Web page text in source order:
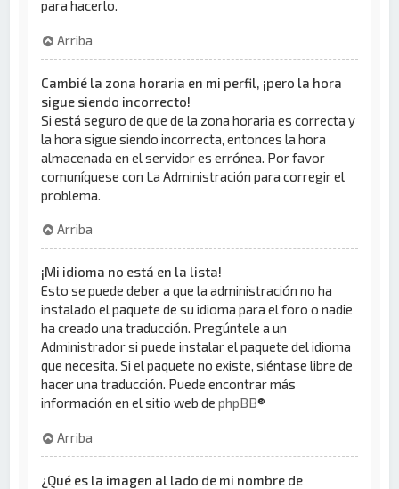
para hacerlo.
Arriba
Cambié la zona horaria en mi perfil, ¡pero la hora
sigue siendo incorrecto!
Si está seguro de que de la zona horaria es correcta y
la hora sigue siendo incorrecta, entonces la hora
almacenada en el servidor es errónea. Por favor
comuníquese con La Administración para corregir el
problema.
Arriba
¡Mi idioma no está en la lista!
Esto se puede deber a que la administración no ha
instalado el paquete de su idioma para el foro o nadie
ha creado una traducción. Pregúntele a un
Administrador si puede instalar el paquete del idioma
que necesita. Si el paquete no existe, siéntase libre de
hacer una traducción. Puede encontrar más
información en el sitio web dephpBB®
Arriba
¿Qué es la imagen al lado de mi nombre de